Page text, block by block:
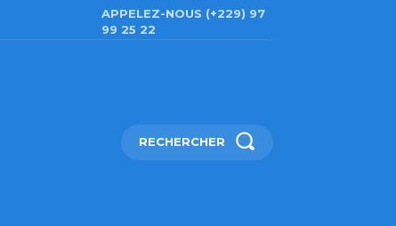
APPELEZ-NOUS (+229) 97
99 25 22
RECHERCHER